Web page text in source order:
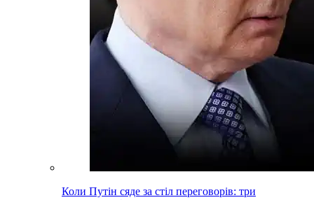
Коли Путін сяде за стіл переговорів: три